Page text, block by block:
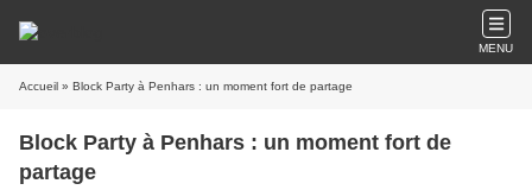
MENU
Accueil » Block Party à Penhars : un moment fort de partage
Block Party à Penhars : un moment fort de
partage